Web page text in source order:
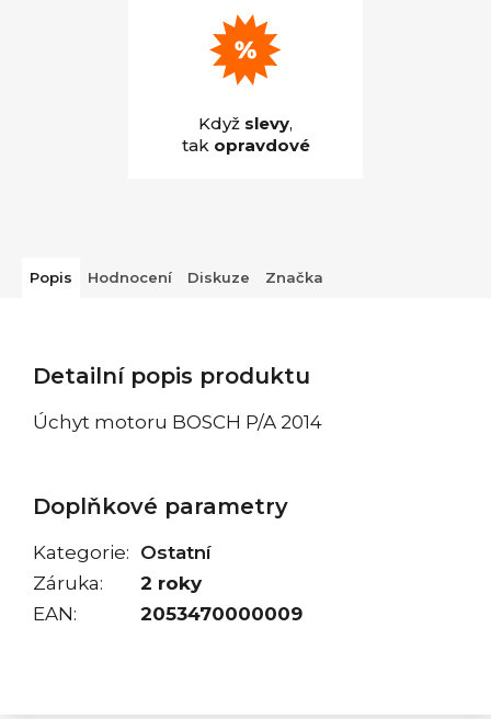
Když slevy,
tak opravdové
Popis Hodnocení Diskuze Značka
Detailní popis produktu
Úchyt motoru BOSCH P/A 2014
Doplňkové parametry
Kategorie: Ostatní
Záruka:
2 roky
EAN: 2053470000009